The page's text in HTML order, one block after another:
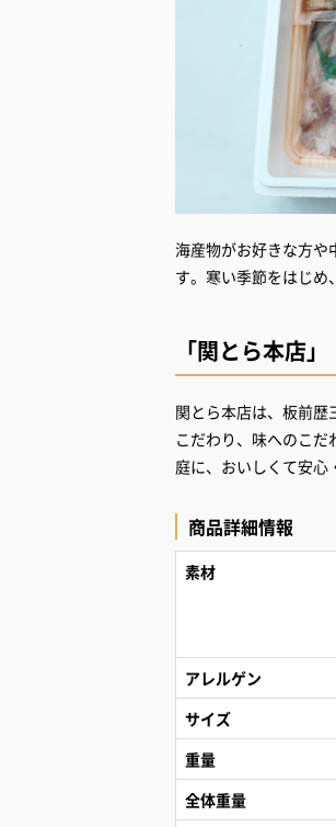
海産物がお好きな方や
す。寒い季節をはじめ
「関とら本店」
関とら本店は、板前
こだわり、味へのこ
庭に、おいしくて安心
商品詳細情報
素材
アレルゲン
サイズ
重量
全体重量